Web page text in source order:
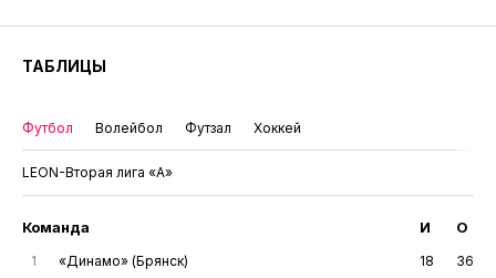
ТАБЛИЦЫ
Футбол Волейбол Футзал Хоккей
LEON-Вторая лига «А»
Команда И О
1 «Динамо» (Брянск) 18
36